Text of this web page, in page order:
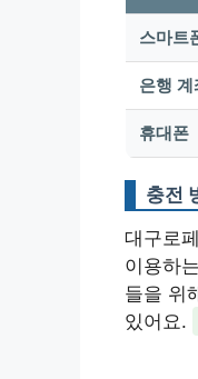
스마트
은행 계
휴대폰
충전
대구로
이용하
들을 위
있어요.